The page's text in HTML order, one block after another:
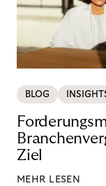
BLOG
Ziel
MEHR LESEN